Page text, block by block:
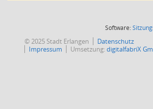
Software:
© 2025 Stadt Erlangen
Datenschutz
Impressum
Umsetzung:digitalfabriX